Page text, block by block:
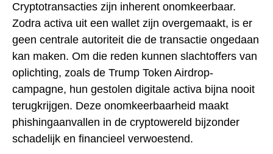
Cryptotransacties zijn inherent onomkeerbaar.
Zodra activa uit een wallet zijn overgemaakt, is er
geen centrale autoriteit die de transactie ongedaan
kan maken. Om die reden kunnen slachtoffers van
oplichting, zoals de Trump Token Airdrop-
campagne, hun gestolen digitale activa bijna nooit
terugkrijgen. Deze onomkeerbaarheid maakt
phishingaanvallen in de cryptowereld bijzonder
schadelijk en financieel verwoestend.